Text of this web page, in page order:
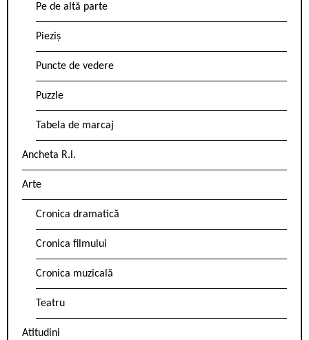
Pe de altă parte
Pieziș
Puncte de vedere
Puzzle
Tabela de marcaj
Ancheta R.l.
Arte
Cronica dramatică
Cronica filmului
Cronica muzicală
Teatru
Atitudini